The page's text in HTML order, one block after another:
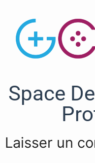
Space
Laisser un